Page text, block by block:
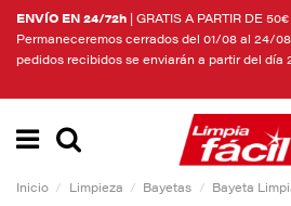
Nota:
este
web
sistema
de
ENVÍO EN 24/72h | GRATIS A PARTIR DE
Permaneceremos cerrados del 01/08 al 24/
pedidos recibidos se enviarán a partir del día
Inicio Limpieza Bayetas Bayeta